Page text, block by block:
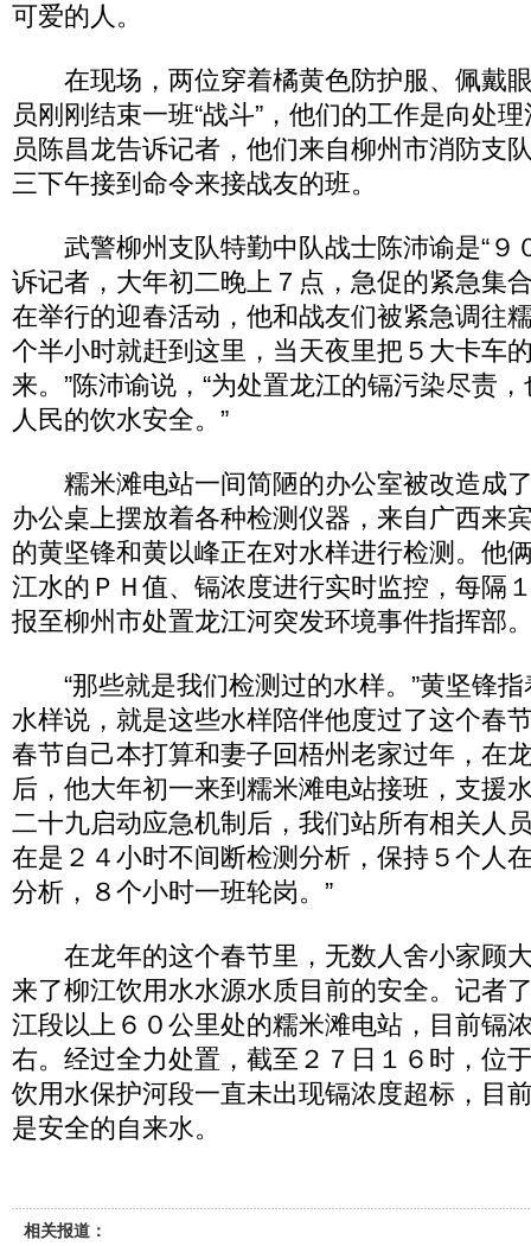
可爱的人。
在现场，两位穿着橘黄色防护服、佩戴
员刚刚结束一班“战斗”，他们的工作是向处
员陈昌龙告诉记者，他们来自柳州市消防支
三下午接到命令来接战友的班。
武警柳州支队特勤中队战士陈沛谕是“９
诉记者，大年初二晚上７点，急促的紧急集
在举行的迎春活动，他和战友们被紧急调往
个半小时就赶到这里，当天夜里把５大卡车
来。”陈沛谕说，“为处置龙江的镉污染尽责
人民的饮水安全。”
糯米滩电站一间简陋的办公室被改造成
办公桌上摆放着各种检测仪器，来自广西来
的黄坚锋和黄以峰正在对水样进行检测。他
江水的ＰＨ值、镉浓度进行实时监控，每隔
报至柳州市处置龙江河突发环境事件指挥部
“那些就是我们检测过的水样。”黄坚锋指
水样说，就是这些水样陪伴他度过了这个春
春节自己本打算和妻子回梧州老家过年，在
后，他大年初一来到糯米滩电站接班，支援
二十九启动应急机制后，我们站所有相关人
在是２４小时不间断检测分析，保持５个人
分析，８个小时一班轮岗。”
在龙年的这个春节里，无数人舍小家顾
来了柳江饮用水水源水质目前的安全。记者
江段以上６０公里处的糯米滩电站，目前镉
右。经过全力处置，截至２７日１６时，位
饮用水保护河段一直未出现镉浓度超标，目
是安全的自来水。
相关报道：